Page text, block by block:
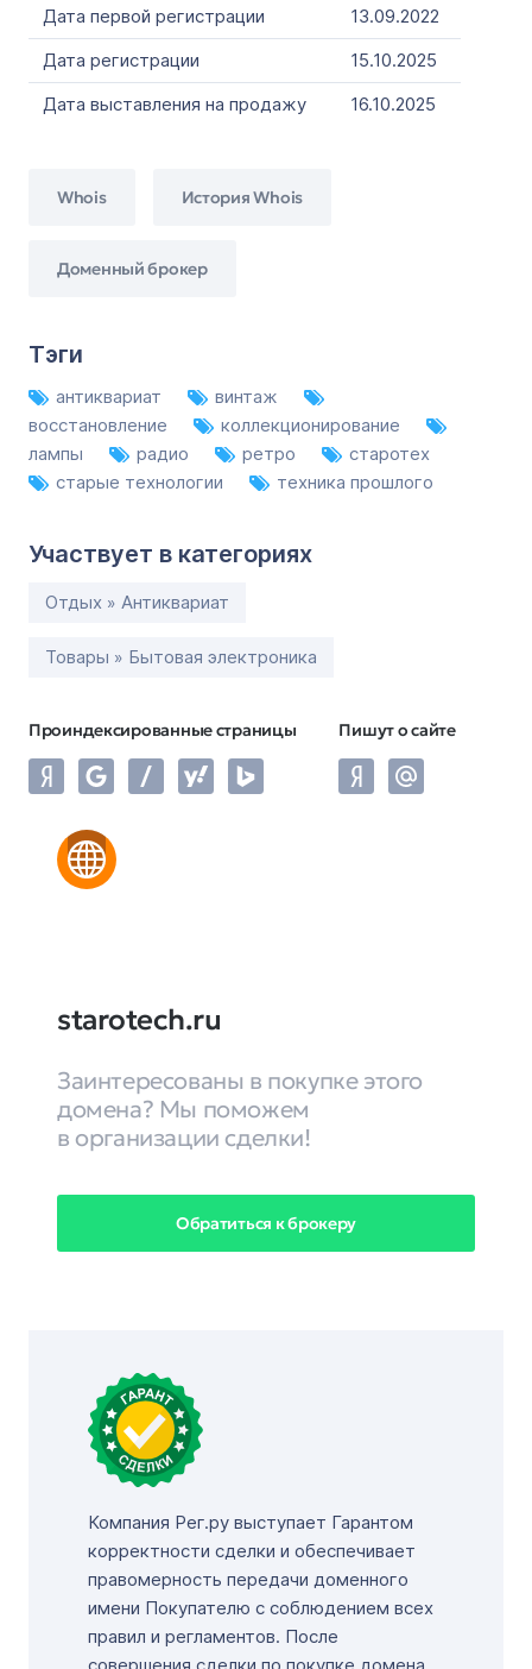
Дата первой регистрации
13.09.2022
Дата регистрации
15.10.2025
Дата выставления на продажу
16.10.2025
Whois История Whois
Доменный брокер
Тэги
антиквариат
винтаж
восстановление
коллекционирование
лампы
радио ретро
старотех
старые технологии
техника прошлого
Участвует в категориях
Отдых » Антиквариат
Товары » Бытовая электроника
Проиндексированные страницы Пишут о сайте
starotech.ru
Заинтересованы в покупке этого
домена? Мы поможем
в организации сделки!
Обратиться к брокеру
Компания Рег.ру выступает Гарантом
корректности сделки и обеспечивает
правомерность передачи доменного
имени Покупателю с соблюдением всех
правил и регламентов. После